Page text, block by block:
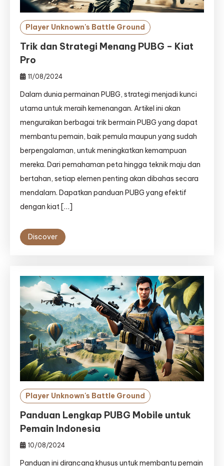
Player Unknown's Battle Ground
Trik dan Strategi Menang PUBG – Kiat
Pro
11/08/2024
Dalam dunia permainan PUBG, strategi menjadi kunci
utama untuk meraih kemenangan. Artikel ini akan
menguraikan berbagai trik bermain PUBG yang dapat
membantu pemain, baik pemula maupun yang sudah
berpengalaman, untuk meningkatkan kemampuan
mereka. Dari pemahaman peta hingga teknik maju dan
bertahan, setiap elemen penting akan dibahas secara
mendalam. Dapatkan panduan PUBG yang efektif
dengan kiat […]
Discover
Player Unknown's Battle Ground
Panduan Lengkap PUBG Mobile untuk
Pemain Indonesia
10/08/2024
Panduan ini dirancang khusus untuk membantu pemain